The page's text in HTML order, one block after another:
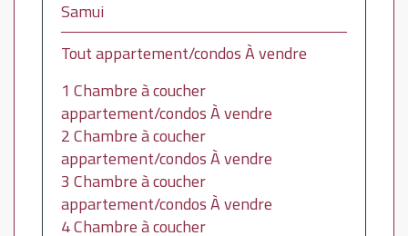
Samui
Tout appartement/condos À vendre
1 Chambre à coucher
appartement/condos À vendre
2 Chambre à coucher
appartement/condos À vendre
3 Chambre à coucher
appartement/condos À vendre
4 Chambre à coucher